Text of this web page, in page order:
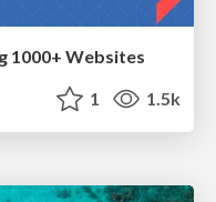
1000+ Websites
1 1.5k